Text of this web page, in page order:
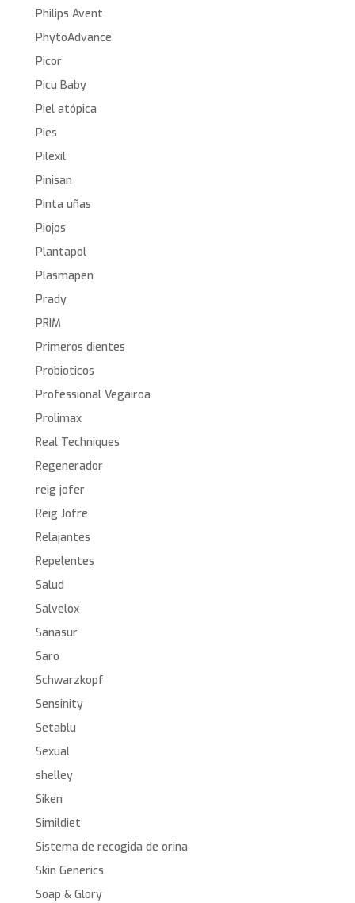
Philips Avent
PhytoAdvance
Picor
Picu Baby
Piel atópica
Pies
Pilexil
Pinisan
Pinta uñas
Piojos
Plantapol
Plasmapen
Prady
PRIM
Primeros dientes
Probioticos
Professional Vegairoa
Prolimax
Real Techniques
Regenerador
reig jofer
Reig Jofre
Relajantes
Repelentes
Salud
Salvelox
Sanasur
Saro
Schwarzkopf
Sensinity
Setablu
Sexual
shelley
Siken
Simildiet
Sistema de recogida de orina
Skin Generics
Soap & Glory